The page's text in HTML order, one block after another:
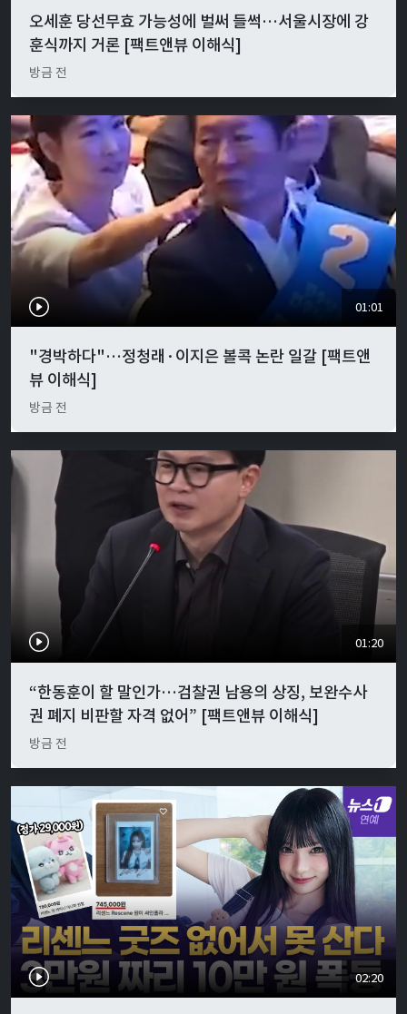
오세훈 당선무효 가능성에 벌써 들썩…서울시장에 강
훈식까지 거론 [팩트앤뷰 이해식]
방금 전
01:01
"경박하다"…정청래·이지은 볼콕 논란 일갈 [팩트앤
뷰 이해식]
방금 전
01:20
“한동훈이 할 말인가…검찰권 남용의 상징, 보완수사
권 폐지 비판할 자격 없어” [팩트앤뷰 이해식]
방금 전
02:20